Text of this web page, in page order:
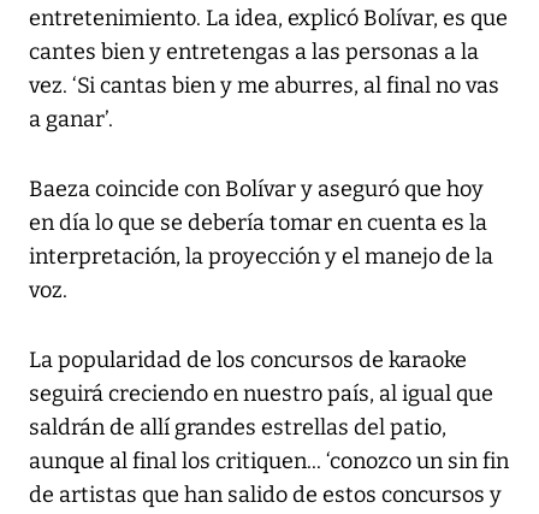
entretenimiento. La idea, explicó Bolívar, es que
cantes bien y entretengas a las personas a la
vez. ‘Si cantas bien y me aburres, al final no vas
a ganar’.
Baeza coincide con Bolívar y aseguró que hoy
en día lo que se debería tomar en cuenta es la
interpretación, la proyección y el manejo de la
voz.
La popularidad de los concursos de karaoke
seguirá creciendo en nuestro país, al igual que
saldrán de allí grandes estrellas del patio,
aunque al final los critiquen... ‘conozco un sin fin
de artistas que han salido de estos concursos y